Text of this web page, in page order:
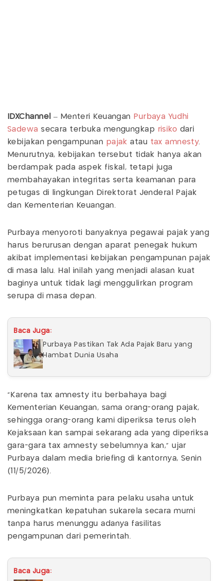
IDXChannel – Menteri Keuangan Purbaya Yudhi
Sadewa secara terbuka mengungkap risiko dari
kebijakan pengampunan pajak atau tax amnesty.
Menurutnya, kebijakan tersebut tidak hanya akan
berdampak pada aspek fiskal, tetapi juga
membahayakan integritas serta keamanan para
petugas di lingkungan Direktorat Jenderal Pajak
dan Kementerian Keuangan.
Purbaya menyoroti banyaknya pegawai pajak yang
harus berurusan dengan aparat penegak hukum
akibat implementasi kebijakan pengampunan pajak
di masa lalu. Hal inilah yang menjadi alasan kuat
baginya untuk tidak lagi menggulirkan program
serupa di masa depan.
Baca Juga:
Purbaya Pastikan Tak Ada Pajak Baru yang
Hambat Dunia Usaha
"Karena tax amnesty itu berbahaya bagi
Kementerian Keuangan, sama orang-orang pajak,
sehingga orang-orang kami diperiksa terus oleh
Kejaksaan kan sampai sekarang ada yang diperiksa
gara-gara tax amnesty sebelumnya kan," ujar
Purbaya dalam media briefing di kantornya, Senin
(11/5/2026).
Purbaya pun meminta para pelaku usaha untuk
meningkatkan kepatuhan sukarela secara murni
tanpa harus menunggu adanya fasilitas
pengampunan dari pemerintah.
Baca Juga: